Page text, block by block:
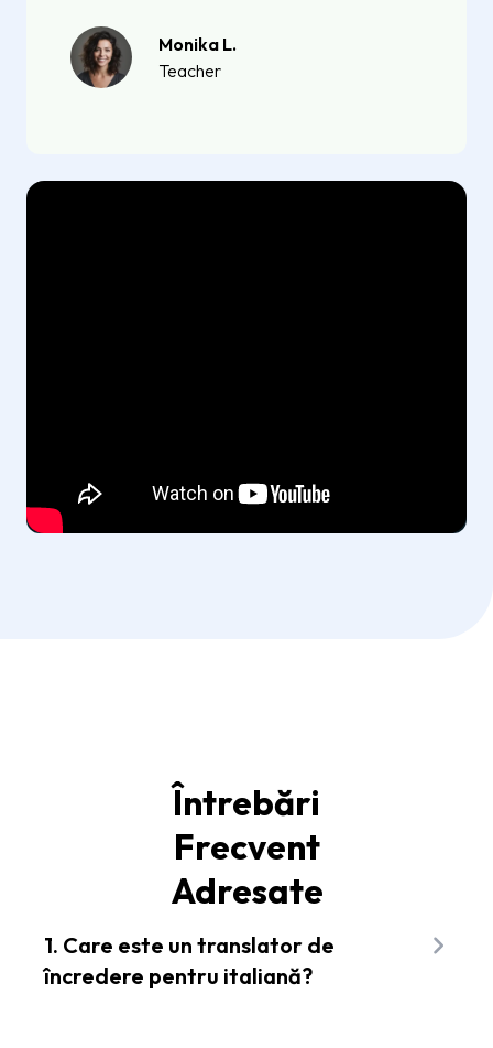
Monika L.
Teacher
Întrebări
Frecvent
Adresate
1. Care este un translator de
încredere pentru italiană?